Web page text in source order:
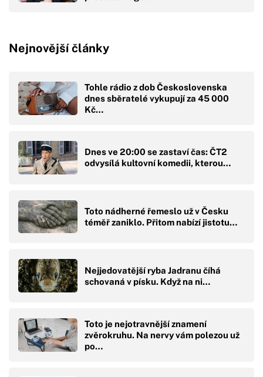
Nejnovější články
Tohle rádio z dob Československa
dnes sběratelé vykupují za 45 000
Kč…
Dnes ve 20:00 se zastaví čas: ČT2
odvysílá kultovní komedii, kterou…
Toto nádherné řemeslo už v Česku
téměř zaniklo. Přitom nabízí jistotu…
Nejjedovatější ryba Jadranu číhá
schovaná v písku. Když na ni…
Toto je nejotravnější znamení
zvěrokruhu. Na nervy vám polezou už
po…